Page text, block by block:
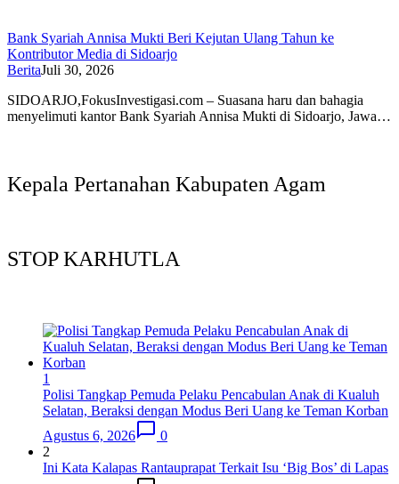
Bank Syariah Annisa Mukti Beri Kejutan Ulang Tahun ke
Kontributor Media di Sidoarjo
BeritaJuli 30, 2026
SIDOARJO,FokusInvestigasi.com – Suasana haru dan bahagia
menyelimuti kantor Bank Syariah Annisa Mukti di Sidoarjo, Jawa…
Kepala Pertanahan Kabupaten Agam
STOP KARHUTLA
1
Polisi Tangkap Pemuda Pelaku Pencabulan Anak di Kualuh
Selatan, Beraksi dengan Modus Beri Uang ke Teman Korban
Agustus 6, 2026
0
2
Ini Kata Kalapas Rantauprapat Terkait Isu ‘Big Bos’ di Lapas